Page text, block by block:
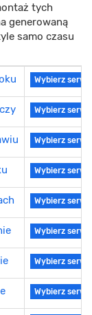
tych
generowaną
samo czasu
Wybierz serwis
Wybierz serwis
Wybierz serwis
Wybierz serwis
Wybierz serwis
Wybierz serwis
Wybierz serwis
Wybierz serwis